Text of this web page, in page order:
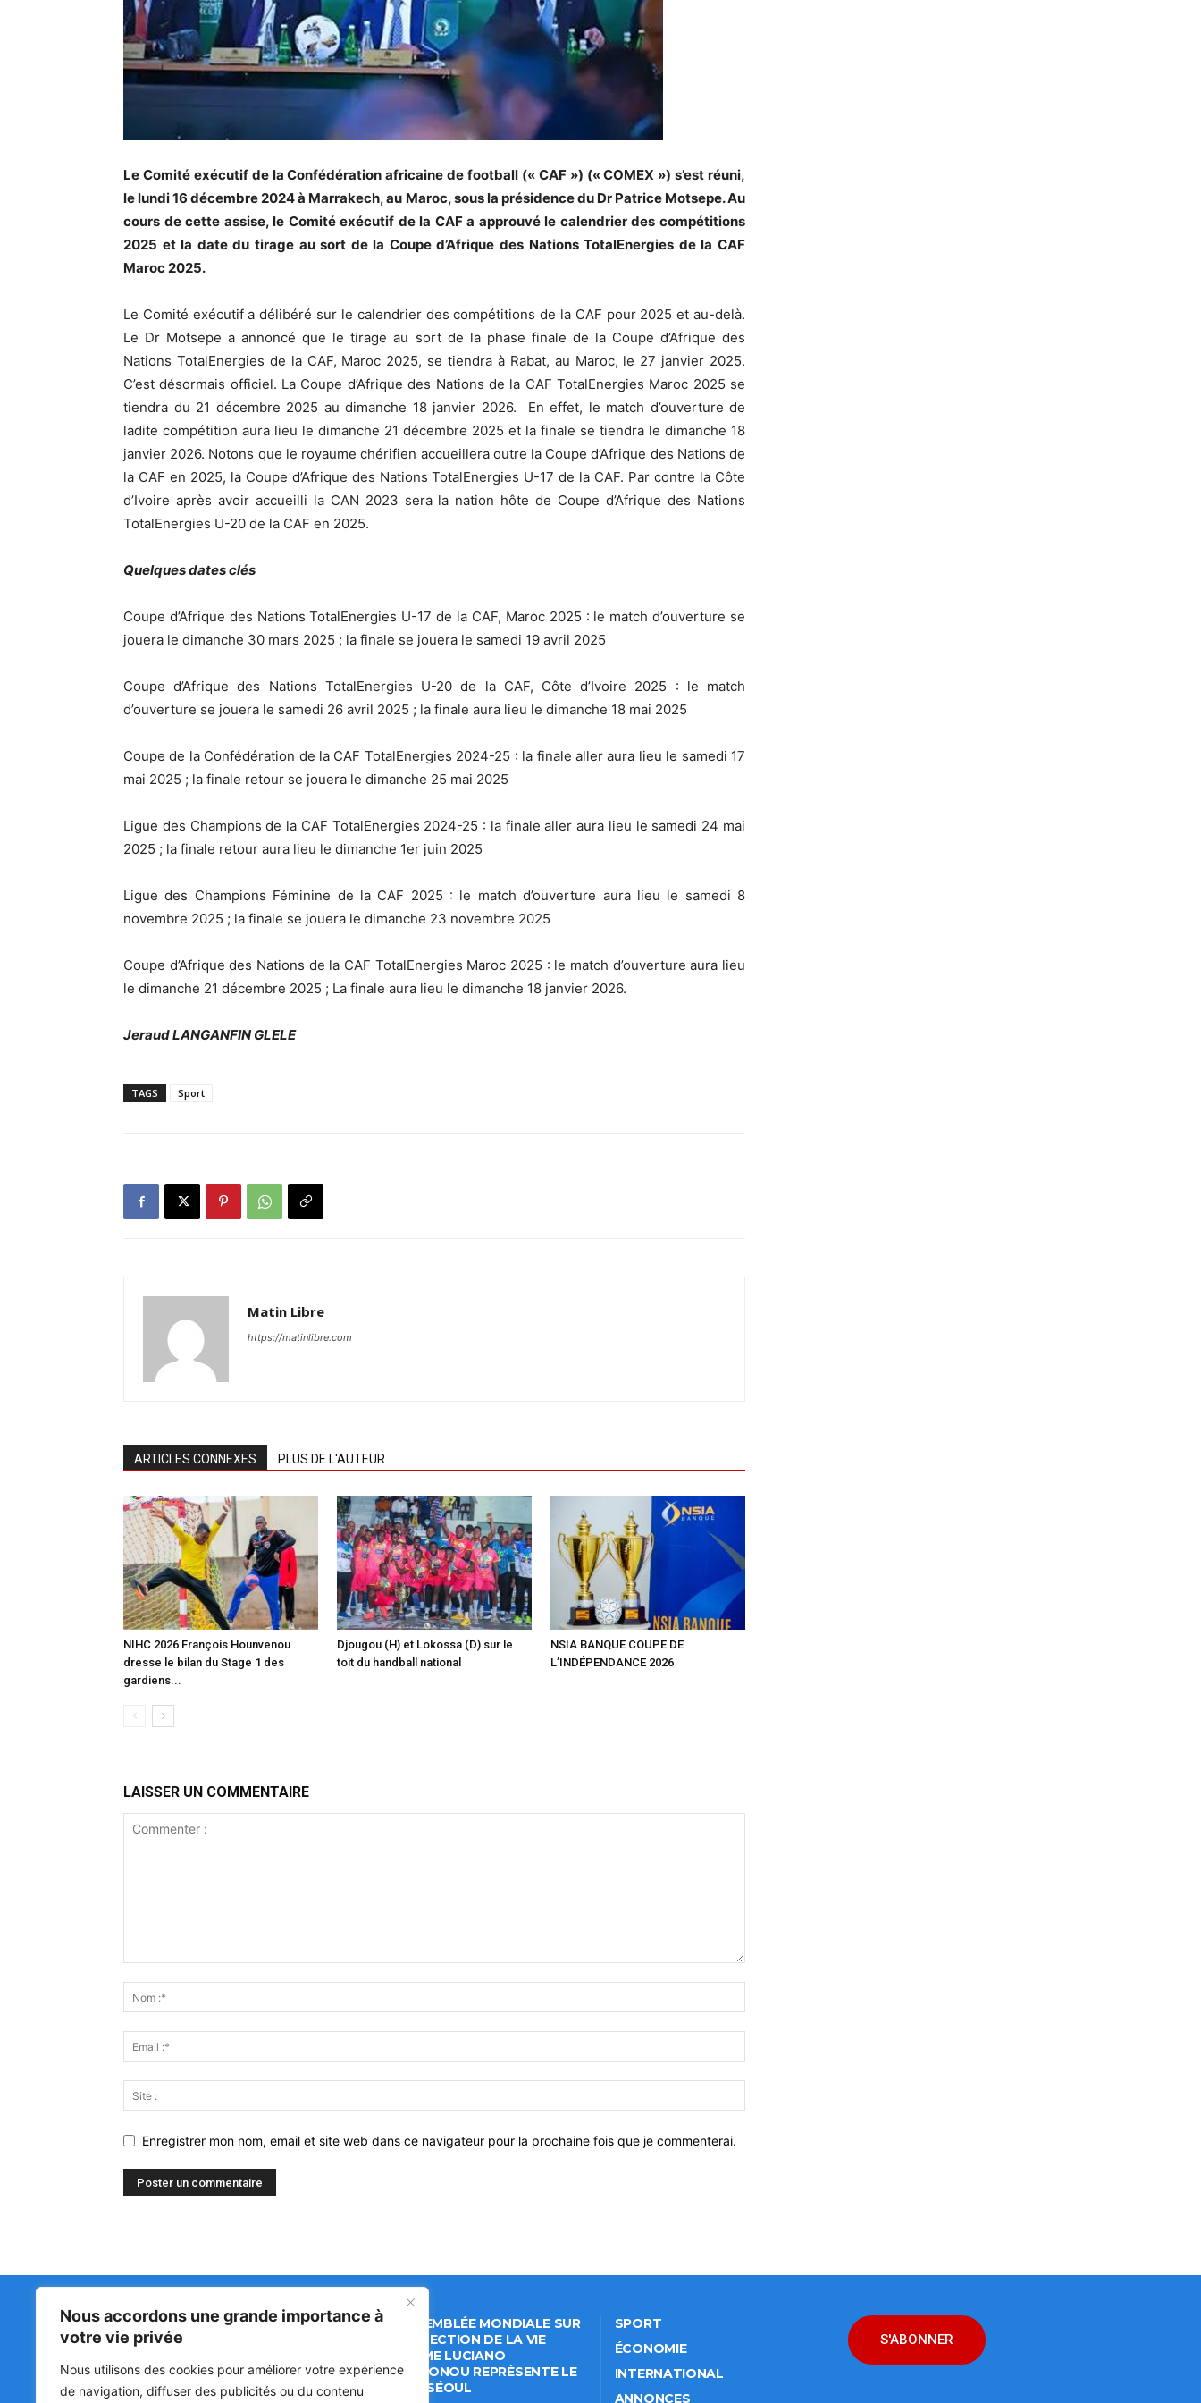
Nous accordons une grande importance à
votre vie privée
Nous utilisons des cookies pour améliorer votre expérience
de navigation, diffuser des publicités ou du contenu
Le Comité exécutif de la Confédération africaine de football (« CAF ») (« COMEX ») s’est réuni,
le lundi 16 décembre 2024 à Marrakech, au Maroc, sous la présidence du Dr Patrice Motsepe. Au
cours de cette assise, le Comité exécutif de la CAF a approuvé le calendrier des compétitions
2025 et la date du tirage au sort de la Coupe d’Afrique des Nations TotalEnergies de la CAF
Maroc 2025.
Le Comité exécutif a délibéré sur le calendrier des compétitions de la CAF pour 2025 et au-delà.
Le Dr Motsepe a annoncé que le tirage au sort de la phase finale de la Coupe d’Afrique des
Nations TotalEnergies de la CAF, Maroc 2025, se tiendra à Rabat, au Maroc, le 27 janvier 2025.
C’est désormais officiel. La Coupe d’Afrique des Nations de la CAF TotalEnergies Maroc 2025 se
tiendra du 21 décembre 2025 au dimanche 18 janvier 2026. En effet, le match d’ouverture de
ladite compétition aura lieu le dimanche 21 décembre 2025 et la finale se tiendra le dimanche 18
janvier 2026. Notons que le royaume chérifien accueillera outre la Coupe d’Afrique des Nations de
la CAF en 2025, la Coupe d’Afrique des Nations TotalEnergies U-17 de la CAF. Par contre la Côte
d’Ivoire après avoir accueilli la CAN 2023 sera la nation hôte de Coupe d’Afrique des Nations
TotalEnergies U-20 de la CAF en 2025.
Quelques dates clés
Coupe d’Afrique des Nations TotalEnergies U-17 de la CAF, Maroc 2025 : le match d’ouverture se
jouera le dimanche 30 mars 2025 ; la finale se jouera le samedi 19 avril 2025
Coupe d’Afrique des Nations TotalEnergies U-20 de la CAF, Côte d’Ivoire 2025 : le match
d’ouverture se jouera le samedi 26 avril 2025 ; la finale aura lieu le dimanche 18 mai 2025
Coupe de la Confédération de la CAF TotalEnergies 2024-25 : la finale aller aura lieu le samedi 17
mai 2025 ; la finale retour se jouera le dimanche 25 mai 2025
Ligue des Champions de la CAF TotalEnergies 2024-25 : la finale aller aura lieu le samedi 24 mai
2025 ; la finale retour aura lieu le dimanche 1er juin 2025
Ligue des Champions Féminine de la CAF 2025 : le match d’ouverture aura lieu le samedi 8
novembre 2025 ; la finale se jouera le dimanche 23 novembre 2025
Coupe d’Afrique des Nations de la CAF TotalEnergies Maroc 2025 : le match d’ouverture aura lieu
le dimanche 21 décembre 2025 ; La finale aura lieu le dimanche 18 janvier 2026.
Jeraud LANGANFIN GLELE
TAGS Sport
Matin Libre
https://matinlibre.com
ARTICLES CONNEXES PLUS DE L'AUTEUR
‎NIHC 2026 François Hounvenou
dresse le bilan du Stage 1 des
gardiens...
Djougou (H) et Lokossa (D) sur le
toit du handball national
NSIA BANQUE COUPE DE
L’INDÉPENDANCE 2026
LAISSER UN COMMENTAIRE
Enregistrer mon nom, email et site web dans ce navigateur pour la prochaine fois que je commenterai.
Matin Libre
Premiers sur l'info !
47ᵉ ASSEMBLÉE MONDIALE SUR
LA PROTECTION DE LA VIE
PRIVÉE: ME LUCIANO
HOUNKPONOU REPRÉSENTE LE
BÉNIN À SÉOUL
SPORT
ÉCONOMIE
INTERNATIONAL
ANNONCES
S'ABONNER